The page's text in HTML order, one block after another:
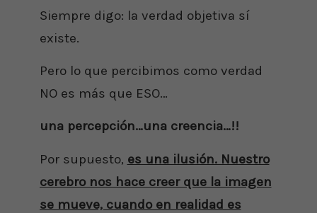
Siempre digo: la verdad objetiva sí
existe.
Pero lo que percibimos como verdad
NO es más que ESO…
una percepción…una creencia…!!
Por supuesto, es una ilusión. Nuestro
cerebro nos hace creer que la imagen
se mueve, cuando en realidad es